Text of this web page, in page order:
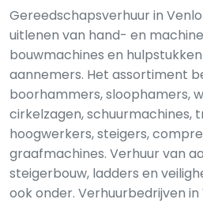
Gereedschapsverhuur in
uitlenen van hand- en
bouwmachines en
aannemers. Het assortiment
boorhammers, sloophamers,
cirkelzagen, schuurmachines,
hoogwerkers, steigers,
graafmachines. Verhuur van
steigerbouw, ladders en
ook onder. Verhuurbedrijven